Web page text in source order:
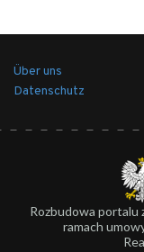
Über uns
Datenschutz
Rozbudowa portalu
ramach